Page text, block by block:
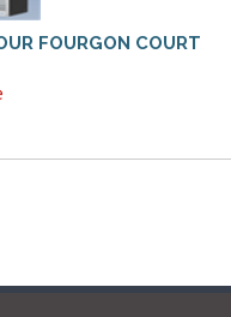
FOURGON COURT